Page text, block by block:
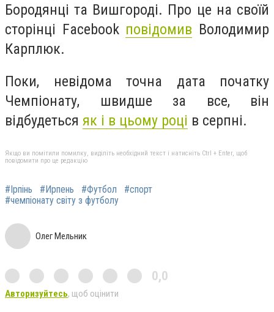
Бородянці та Вишгороді. Про це на своїй
сторінці Facebook повідомив Володимир
Карплюк.
Поки, невідома точна дата початку
Чемпіонату, швидше за все, він
відбудеться як і в цьому році в серпні.
Якщо ви помітили помилку, виділіть необхідний текст і натисніть Ctrl + Enter, щоб
повідомити про це редакцію
#Ірпінь #Ирпень #Футбол
#спорт
#чемпіонату світу з футболу
Олег Мельник
0,0
Авторизуйтесь, щоб оцінити